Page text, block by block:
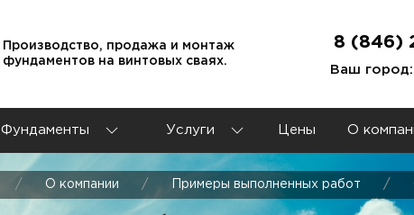
Производство, продажа и монтаж
фундаментов на винтовых сваях.
8 (846)
Ваш город:
Фундаменты Услуги Цены О
О компании Примеры выполненных работ